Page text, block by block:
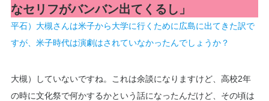
なセリフがバンバン出てくるし」
平石）大槻さんは米子から大学に行くために広島に出てきた訳で
すが、米子時代は演劇はされていなかったんでしょうか？
大槻）していないですね。これは余談になりますけど、高校2年
の時に文化祭で何かするかという話になったんだけど、その頃は